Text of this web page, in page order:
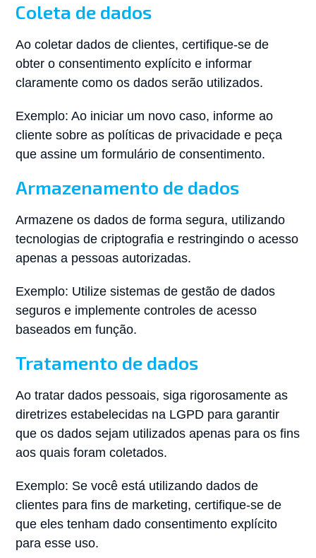
Coleta de dados
Ao coletar dados de clientes, certifique-se de
obter o consentimento explícito e informar
claramente como os dados serão utilizados.
Exemplo: Ao iniciar um novo caso, informe ao
cliente sobre as políticas de privacidade e peça
que assine um formulário de consentimento.
Armazenamento de dados
Armazene os dados de forma segura, utilizando
tecnologias de criptografia e restringindo o acesso
apenas a pessoas autorizadas.
Exemplo: Utilize sistemas de gestão de dados
seguros e implemente controles de acesso
baseados em função.
Tratamento de dados
Ao tratar dados pessoais, siga rigorosamente as
diretrizes estabelecidas na LGPD para garantir
que os dados sejam utilizados apenas para os fins
aos quais foram coletados.
Exemplo: Se você está utilizando dados de
clientes para fins de marketing, certifique-se de
que eles tenham dado consentimento explícito
para esse uso.